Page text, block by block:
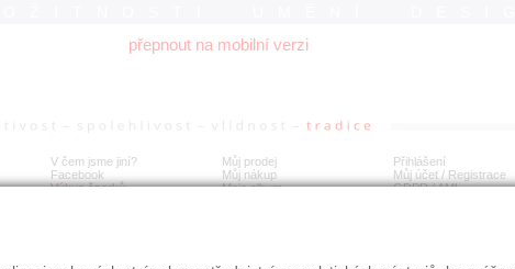
přepnout na mobilní verzi
V čem jsme jiní?
Facebook
Výkup šperků
Můj prodej
Můj nákup
Moje album
Přihlášení
Můj účet / Registrace
GDPR/AML
brož či závěs